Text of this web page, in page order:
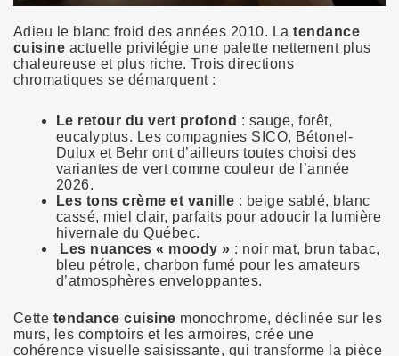
Adieu le blanc froid des années 2010. Latendance
cuisine actuelle privilégie une palette nettement plus
chaleureuse et plus riche. Trois directions
chromatiques se démarquent :
Le retour du vert profond : sauge, forêt,
eucalyptus. Les compagnies SICO, Bétonel-
Dulux et Behr ont d’ailleurs toutes choisi des
variantes de vert comme couleur de l’année
2026.
Les tons crème et vanille : beige sablé, blanc
cassé, miel clair, parfaits pour adoucir la lumière
hivernale du Québec.
Les nuances « moody » : noir mat, brun tabac,
bleu pétrole, charbon fumé pour les amateurs
d’atmosphères enveloppantes.
Cette tendance cuisine monochrome, déclinée sur les
murs, les comptoirs et les armoires, crée une
cohérence visuelle saisissante, qui transforme la pièce